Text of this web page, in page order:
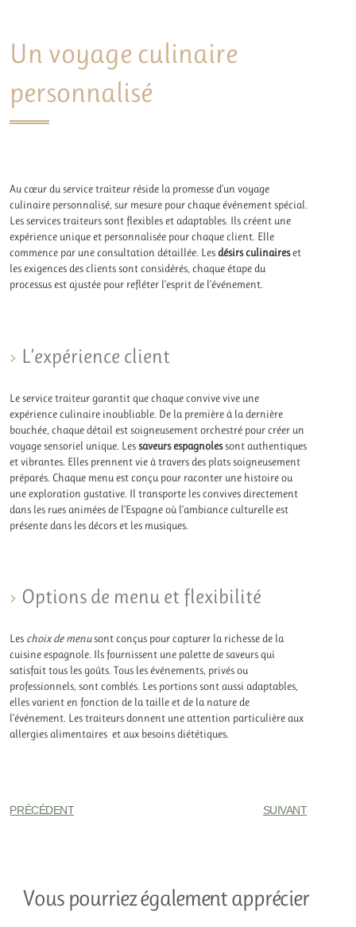
Un voyage culinaire
personnalisé
Au cœur du service traiteur réside la promesse d’un voyage
culinaire personnalisé, sur mesure pour chaque événement spécial.
Les services traiteurs sont flexibles et adaptables. Ils créent une
expérience unique et personnalisée pour chaque client. Elle
commence par une consultation détaillée. Lesdésirs culinaireset
les exigences des clients sont considérés, chaque étape du
processus est ajustée pour refléter l’esprit de l’événement.
L’expérience client
Le service traiteur garantit que chaque convive vive une
expérience culinaire inoubliable. De la première à la dernière
bouchée, chaque détail est soigneusement orchestré pour créer un
voyage sensoriel unique. Lessaveurs espagnolessont authentiques
et vibrantes. Elles prennent vie à travers des plats soigneusement
préparés. Chaque menu est conçu pour raconter une histoire ou
une exploration gustative. Il transporte les convives directement
dans les rues animées de l’Espagne où l’ambiance culturelle est
présente dans les décors et les musiques.
Options de menu et flexibilité
Les choix de menusont conçus pour capturer la richesse de la
cuisine espagnole. Ils fournissent une palette de saveurs qui
satisfait tous les goûts. Tous les événements, privés ou
professionnels, sont comblés. Les portions sont aussi adaptables,
elles varient en fonction de la taille et de la nature de
l’événement. Les traiteurs donnent une attention particulière aux
allergies alimentaires et aux besoins diététiques.
PRÉCÉDENT SUIVANT
Vous pourriez également apprécier